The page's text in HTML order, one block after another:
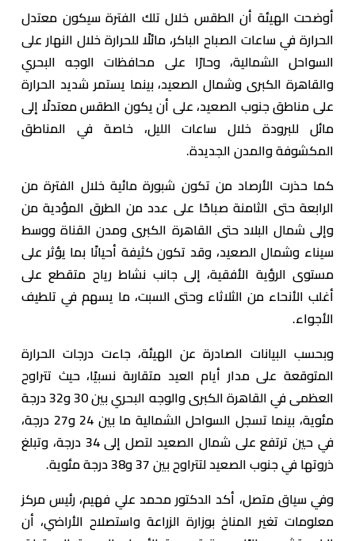
أوضحت الهيئة أن الطقس خلال تلك الفترة سيكون معتدل
الحرارة في ساعات الصباح الباكر، مائلًا للحرارة خلال النهار على
السواحل الشمالية، وحارًا على محافظات الوجه البحري
والقاهرة الكبرى وشمال الصعيد، بينما يستمر شديد الحرارة
على مناطق جنوب الصعيد، على أن يكون الطقس معتدلًا إلى
مائل للبرودة خلال ساعات الليل، خاصة في المناطق
المكشوفة والمدن الجديدة.
كما حذرت الأرصاد من تكون شبورة مائية خلال الفترة من
الرابعة حتى الثامنة صباحًا على عدد من الطرق المؤدية من
وإلى شمال البلاد حتى القاهرة الكبرى ومدن القناة ووسط
سيناء وشمال الصعيد، وقد تكون كثيفة أحيانًا بما يؤثر على
مستوى الرؤية الأفقية، إلى جانب نشاط رياح متقطع على
أغلب الأنحاء من الثلاثاء وحتى السبت، ما يسهم في تلطيف
الأجواء.
وبحسب البيانات الصادرة عن الهيئة، جاءت درجات الحرارة
المتوقعة على مدار أيام العيد متقاربة نسبيًا، حيث تتراوح
العظمى في القاهرة الكبرى والوجه البحري بين 30 و32 درجة
مئوية، بينما تسجل السواحل الشمالية ما بين 24 و27 درجة،
في حين ترتفع على شمال الصعيد لتصل إلى 34 درجة، وتبلغ
ذروتها في جنوب الصعيد لتتراوح بين 37 و38 درجة مئوية.
وفي سياق متصل، أكد الدكتور محمد علي فهيم، رئيس مركز
معلومات تغير المناخ بوزارة الزراعة واستصلاح الأراضي، أن